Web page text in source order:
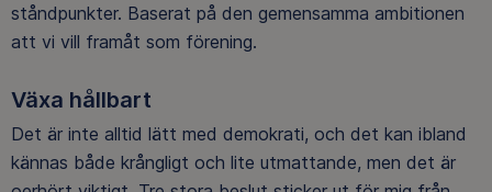
ståndpunkter. Baserat på den gemensamma ambitionen
att vi vill framåt som förening.
Växa hållbart
Det är inte alltid lätt med demokrati, och det kan ibland
kännas både krångligt och lite utmattande, men det är